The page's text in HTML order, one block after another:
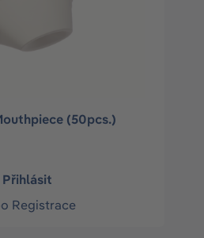
(50pcs.)
Přihlásit
Registrace